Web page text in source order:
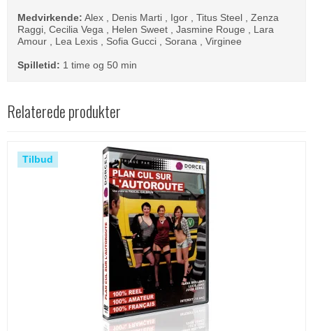
Medvirkende: Alex , Denis Marti , Igor , Titus Steel , Zenza
Raggi, Cecilia Vega , Helen Sweet , Jasmine Rouge , Lara
Amour , Lea Lexis , Sofia Gucci , Sorana , Virginee
Spilletid: 1 time og 50 min
Relaterede produkter
Tilbud